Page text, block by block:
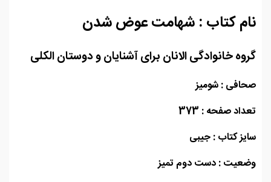
کتاب : شهامت عوض شدن
خانوادگی الانان برای آشنایان و دوستان الکلی
: شومیز
صفحه : 373
کتاب : جیبی
: دست دوم تمیز